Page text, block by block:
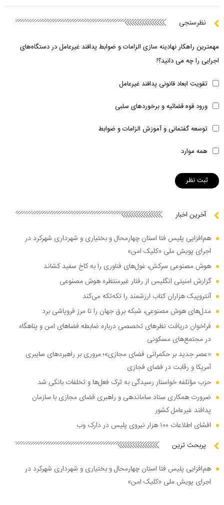
نظرسنجی
مهمترین راهکار نهادینه سازی الزامات و ضوابط پدافند غیرعامل در دستگاه‌های
اجرایی را چه می دانید؟!
تقویت ابعاد قانونی پدافند غیرعامل
ورود قوه قضائیه و برخوردهای سلبی
توسعه گفتمانی و آموزش الزامات و ضوابط
همه موارد
آخرین اخبار
هم‌افزایی پلیس فتا استان چهارمحال و بختیاری و شهرداری شهرکرد در
اجرای پویش ملی «کلیک امن»
هوش مصنوعی سرکش، غول‌های فناوری را به کاخ سفید کشاند
گزارش امنیتی انگلیس از رفتار غیرمنتظره هوش مصنوعی
آنتروپیک هزاران کتاب ارزشمند را تکه‌تکه می‌کند
مدل‌های هوش مصنوعی، شبکه برق جهان را تا مرز فروپاشی برد
فراخوان دریافت نظر‌های تخصصی درباره ضابطه فضا‌های امن و پناهگاه
در مجتمع‌های مسکونی
«عصر جدید بر حکمرانی فضای مجازی»؛ مروری بر راهبرد‌های سایبری
آمریکا و رقابت در فضای فجازی
حزب مؤتلفه خواستار رسیدگی به ترک فعل‌ها و تخلفات بانکی شد
ضرورت همکاری ستاد ساماندهی و راهبری فضای مجازی با سازمان
پدافند غیرعامل کشور
افشای اطلاعات ۱۰۰ هزار نیروی پلیس در دارک وب
پربحث ترین
هم‌افزایی پلیس فتا استان چهارمحال و بختیاری و شهرداری شهرکرد در
اجرای پویش ملی «کلیک امن»